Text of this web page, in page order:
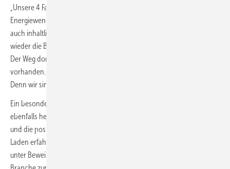
„Unsere 4 Fachmessen decken die zentralen Themen der
Energiewende komplementär ab – sowohl in thematischer Breite als
auch inhaltlicher Tiefe. The smarter E Europe war auch in diesem Jahr
wieder die Blaupause für die klimaneutrale Energiewelt der Zukunft.
Der Weg dorthin ist klar, die Technologien und Lösungen sind
vorhanden. Jetzt geht es darum, diesen Weg konsequent zu gehen.
Denn wir sind das Energiesystem.“
Ein besonderes Highlight der diesjährigen Veranstaltung hob Elsässer
ebenfalls hervor: „Ich freue mich sehr über die große Aufmerksamkeit
und die positive Resonanz, die unsere Sonderschau Bidirektionales
Laden erfahren hat. Wir haben damit eine unserer großen Stärken
unter Beweis gestellt: Wir sind am Puls der Zeit und setzen mit der